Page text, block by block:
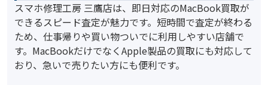
スマホ修理工房 三鷹店は、即日対応のMacBook買取が
できるスピード査定が魅力です。短時間で査定が終わる
ため、仕事帰りや買い物ついでに利用しやすい店舗で
す。MacBookだけでなくApple製品の買取にも対応して
おり、急いで売りたい方にも便利です。